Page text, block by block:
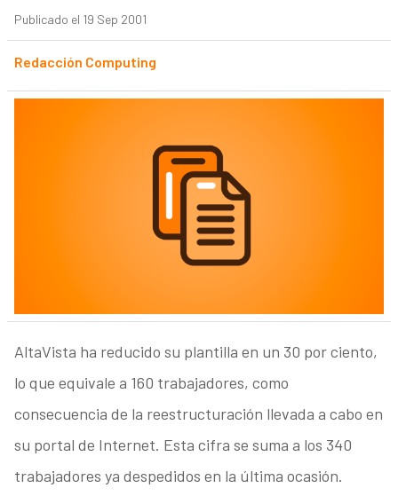
Publicado el 19 Sep 2001
Redacción Computing
AltaVista ha reducido su plantilla en un 30 por ciento,
lo que equivale a 160 trabajadores, como
consecuencia de la reestructuración llevada a cabo en
su portal de Internet. Esta cifra se suma a los 340
trabajadores ya despedidos en la última ocasión.